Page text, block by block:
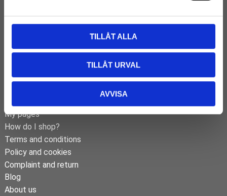
TILLÅT ALLA
TILLÅT URVAL
AVVISA
Email:support@example.com
Monday-Friday, 10-16
SNABBLÄNKAR
My pages
How do I shop?
Terms and conditions
Policy and cookies
Complaint and return
Blog
About us